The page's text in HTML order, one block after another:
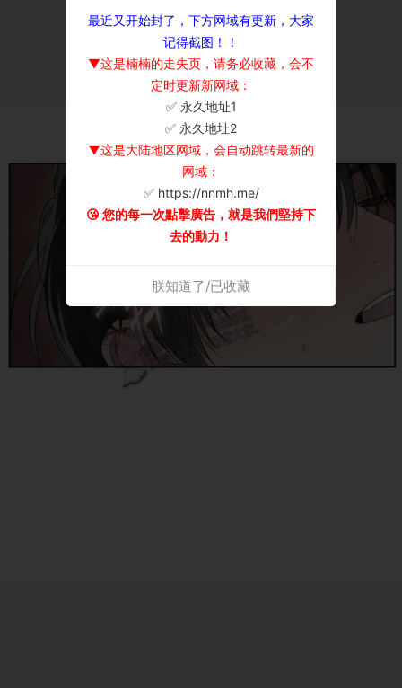
最近又开始封了，下方网域有更新，大家
记得截图！！
▼这是楠楠的走失页，请务必收藏，会不
定时更新新网域：
✅ 永久地址1
✅ 永久地址2
▼这是大陆地区网域，会自动跳转最新的
网域：
✅ https://nnmh.me/
😘 您的每一次點擊廣告，就是我們堅持下
去的動力！
朕知道了/已收藏